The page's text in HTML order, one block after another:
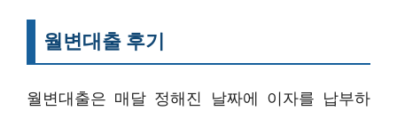
월변대출 후기
월변대출은 매달 정해진 날짜에 이자를 납부하